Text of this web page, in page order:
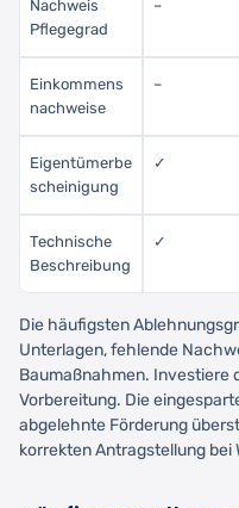
Nachweis
Pflegegrad
–
Einkommens
nachweise
–
Eigentümerbe
scheinigung
✓
Technische
Beschreibung
✓
Die häufigsten
Unterlagen, fehlende
Baumaßnahmen. Investiere
Vorbereitung. Die
abgelehnte Förderung
korrekten Antragstellung bei